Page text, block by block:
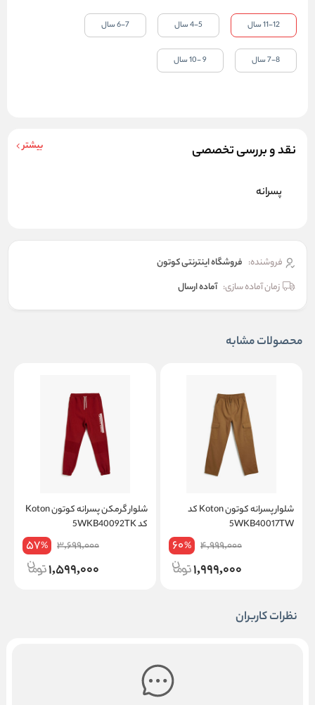
نقد و بررسی تخصصی بیشتر
پسرانه
فروشنده: فروشگاه اینترنتی کوتون
زمان آماده سازی: آماده ارسال
11-12 سال 4-5 سال 6-7 سال
7-8 سال 9 -10 سال
محصولات مشابه
شلوار پسرانه کوتون Koton کد
5WKB40017TW
4,999,000
60%
1,999,000
شلوار گرمکن پسرانه کوتون Koton
کد 5WKB40092TK
3,699,000
57%
1,599,000
نظرات کاربران